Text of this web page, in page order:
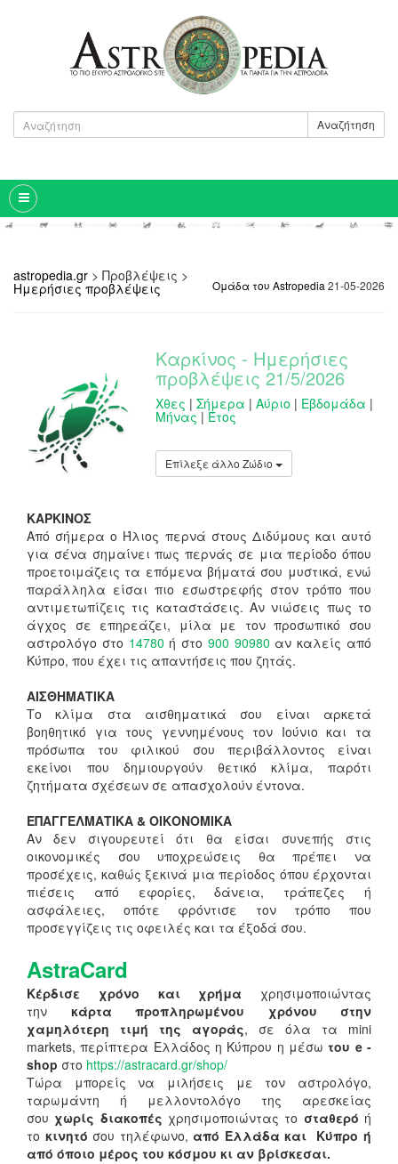
Αναζήτηση
Ομάδα του Astropedia 21-05-2026
astropedia.gr > Προβλέψεις >
Ημερήσιες προβλέψεις
Καρκίνος - Ημερήσιες
προβλέψεις 21/5/2026
Χθες | Σήμερα | Αύριο | Εβδομάδα |
Μήνας | Έτος
Επίλεξε άλλο Ζώδιο
ΚΑΡΚΙΝΟΣ
Από σήμερα ο Ήλιος περνά στους Διδύμους και αυτό
για σένα σημαίνει πως περνάς σε μια περίοδο όπου
προετοιμάζεις τα επόμενα βήματά σου μυστικά, ενώ
παράλληλα είσαι πιο εσωστρεφής στον τρόπο που
αντιμετωπίζεις τις καταστάσεις. Αν νιώσεις πως το
άγχος σε επηρεάζει, μίλα με τον προσωπικό σου
αστρολόγο στο 14780 ή στο 900 90980 αν καλείς από
Κύπρο, που έχει τις απαντήσεις που ζητάς.
ΑΙΣΘΗΜΑΤΙΚΑ
Το κλίμα στα αισθηματικά σου είναι αρκετά
βοηθητικό για τους γεννημένους τον Ιούνιο και τα
πρόσωπα του φιλικού σου περιβάλλοντος είναι
εκείνοι που δημιουργούν θετικό κλίμα, παρότι
ζητήματα σχέσεων σε απασχολούν έντονα.
ΕΠΑΓΓΕΛΜΑΤΙΚΑ & ΟΙΚΟΝΟΜΙΚΑ
Αν δεν σιγουρευτεί ότι θα είσαι συνεπής στις
οικονομικές σου υποχρεώσεις θα πρέπει να
προσέχεις, καθώς ξεκινά μια περίοδος όπου έρχονται
πιέσεις από εφορίες, δάνεια, τράπεζες ή
ασφάλειες, οπότε φρόντισε τον τρόπο που
προσεγγίζεις τις οφειλές και τα έξοδά σου.
AstraCard
Κέρδισε χρόνο και χρήμα χρησιμοποιώντας
την κάρτα προπληρωμένου χρόνου στην
χαμηλότερη τιμή της αγοράς, σε όλα τα mini
markets, περίπτερα Ελλάδος η Κύπρου η μέσωτου e -
shop στο https://astracard.gr/shop/
Τώρα μπορείς να μιλήσεις με τον αστρολόγο,
ταρωμάντη ή μελλοντολόγο της αρεσκείας
σου χωρίς διακοπές χρησιμοποιώντας το σταθερό ή
το κινητό σου τηλέφωνο,από Ελλάδα και Κύπρο ή
από όποιο μέρος του κόσμου κι αν βρίσκεσαι.